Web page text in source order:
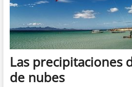
Las precipitaciones
de nubes